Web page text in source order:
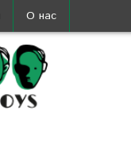
О нас